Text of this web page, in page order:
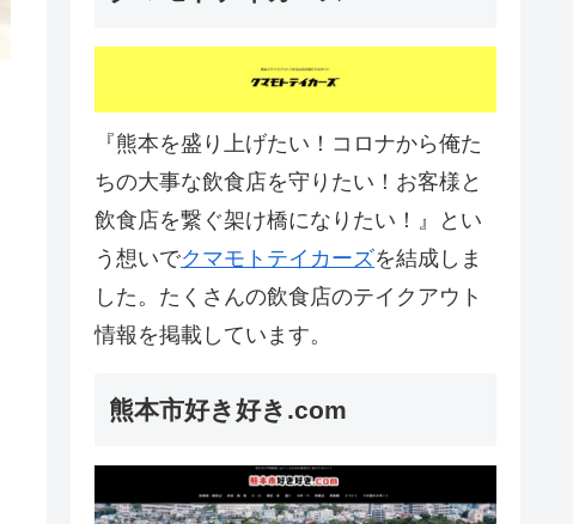
『熊本を盛り上げたい！コロナから俺た
ちの大事な飲食店を守りたい！お客様と
飲食店を繋ぐ架け橋になりたい！』とい
う想いでクマモトテイカーズを結成しま
した。たくさんの飲食店のテイクアウト
情報を掲載しています。
熊本市好き好き.com